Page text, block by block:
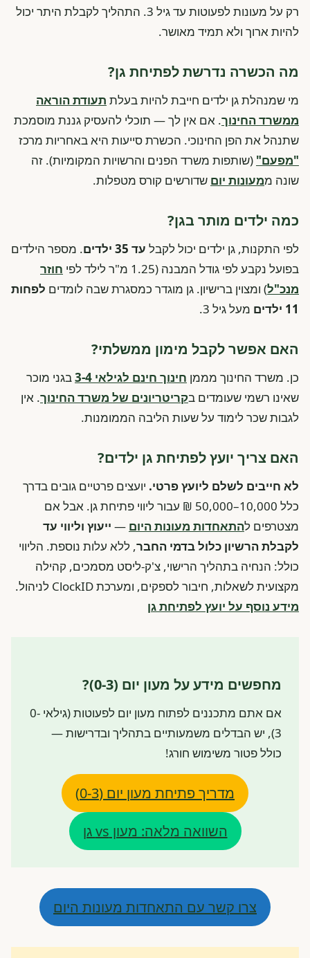
רק על מעונות לפעוטות עד גיל 3. התהליך לקבלת היתר יכול
להיות ארוך ולא תמיד מאושר.
מה הכשרה נדרשת לפתיחת גן?
מי שמנהלת גן ילדים חייבת להיות בעלת תעודת הוראה
ממשרד החינוך. אם אין לך — תוכלי להעסיק גננת מוסמכת
שתנהל את הפן החינוכי. הכשרת סייעות היא באחריות מרכז
"מפעם" (שותפות משרד הפנים והרשויות המקומיות). זה
שונה ממעונות יום שדורשים קורס מטפלות.
כמה ילדים מותר בגן?
לפי התקנות, גן ילדים יכול לקבל עד 35 ילדים
. מספר הילדים
בפועל נקבע לפי גודל המבנה (1.25 מ"ר לילד לפי
חוזר
מנכ"ל) ומצוין ברישיון. גן מוגדר כמסגרת שבה לומדים לפחות
11 ילדים
מעל גיל 3.
האם אפשר לקבל מימון ממשלתי?
כן. משרד החינוך מממן חינוך חינם לגילאי 3-4
בגני מוכר
שאינו רשמי שעומדים בקריטריונים של משרד החינוך. אין
לגבות שכר לימוד על שעות הליבה הממומנות.
האם צריך יועץ לפתיחת גן ילדים?
לא חייבים לשלם ליועץ פרטי. יועצים פרטיים גובים בדרך
כלל 10,000–50,000 ₪ עבור ליווי פתיחת גן. אבל אם
מצטרפים להתאחדות מעונות היום — ייעוץ וליווי עד
לקבלת הרשיון כלול בדמי החבר, ללא עלות נוספת. הליווי
כולל: הנחיה בתהליך הרישוי, צ'ק-ליסט מסמכים, קהילה
מקצועית לשאלות, חיבור לספקים, ומערכת ClockID לניהול.
מידע נוסף על יועץ לפתיחת גן
מחפשים מידע על מעון יום (0-3)?
אם אתם מתכננים לפתוח מעון יום לפעוטות (גילאי 0-
3), יש הבדלים משמעותיים בתהליך ובדרישות —
כולל פטור משימוש חורג!
מדריך פתיחת מעון יום (0-3)
השוואה מלאה: מעון vs גן
צרו קשר עם התאחדות מעונות היום